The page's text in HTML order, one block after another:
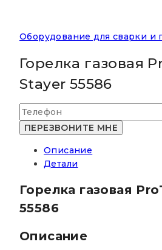
Оборудование для сварки и
Горелка газовая
Stayer 55586
Описание
Детали
Горелка газовая
55586
Описание